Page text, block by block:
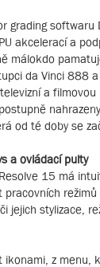
grading
akcelerací a
málokdo
da Vinci 888
a
od té doby se
a ovládací pulty
15 má
pracovních
jejich stylizace,
ikonami, z